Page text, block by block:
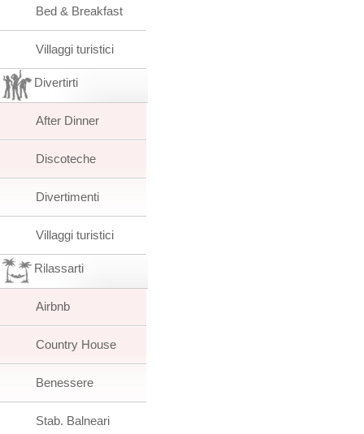
Bed & Breakfast
Villaggi turistici
Divertirti
After Dinner
Discoteche
Divertimenti
Villaggi turistici
Rilassarti
Airbnb
Country House
Benessere
Stab. Balneari